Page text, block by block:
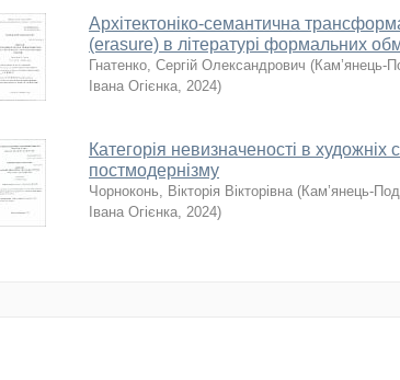
Архітектоніко-семантична
(erasure) в літературі формальних
Гнатенко, Сергій Олександрович (Кам’янець-
Івана Огієнка, 2024)
Категорія невизначеності в художніх
постмодернізму
Чорноконь, Вікторія Вікторівна (Кам’янець-
Івана Огієнка, 2024)